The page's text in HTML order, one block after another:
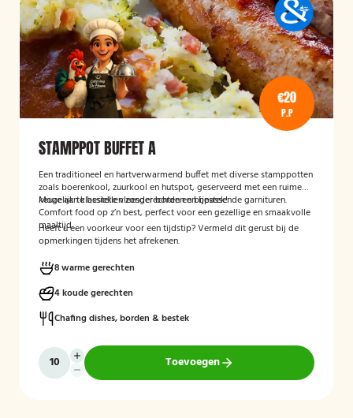
€20
P.P
STAMPPOT BUFFET A
Een traditioneel en hartverwarmend buffet met diverse stamppotten
zoals boerenkool, zuurkool en hutspot, geserveerd met een ruime
keuze aan klassieke vleesgerechten en bijpassende garnituren.
Comfort food op z’n best, perfect voor een gezellige en smaakvolle
maaltijd.
Mogelijk te bestellen zonder borden en bestek!
Heeft u een voorkeur voor een tijdstip? Vermeld dit gerust bij de
opmerkingen tijdens het afrekenen.
8 warme gerechten
4 koude gerechten
Chafing dishes, borden & bestek
Toevoegen